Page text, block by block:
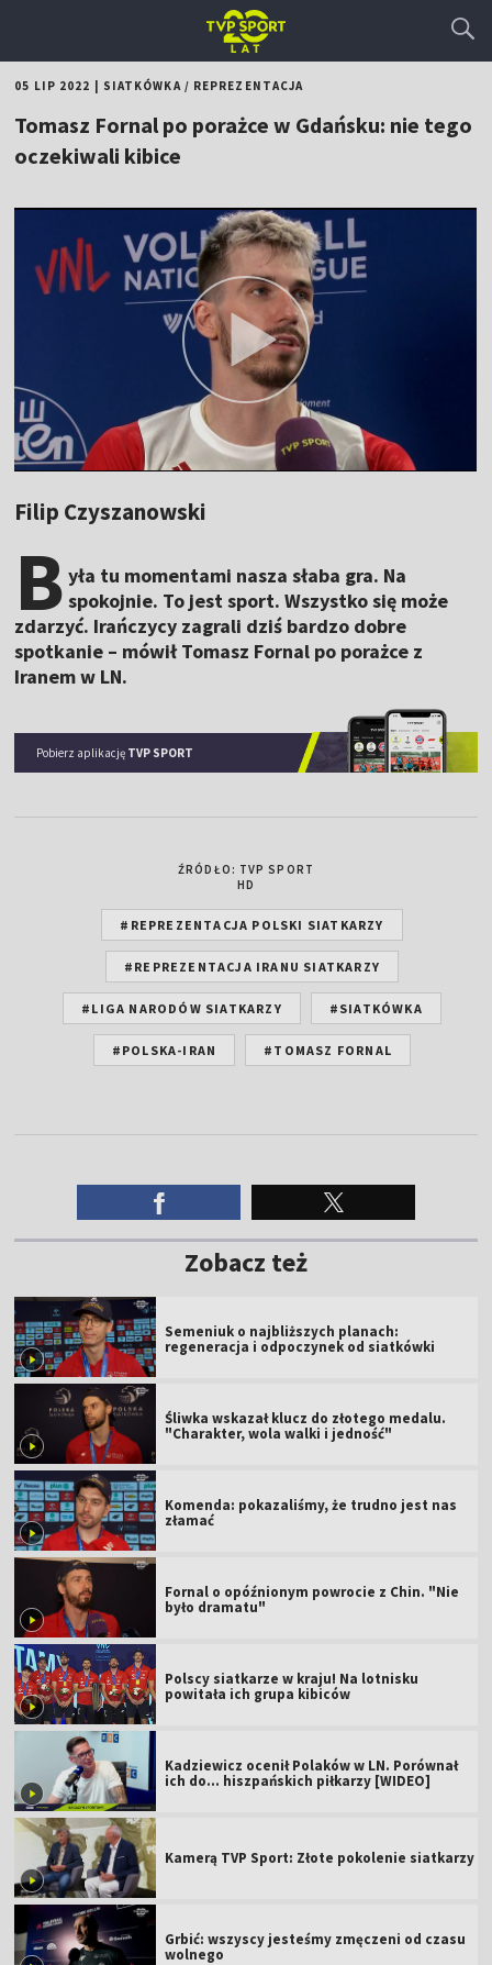
05 LIP 2022 SIATKÓWKA/ REPREZENTACJA
Tomasz Fornal po porażce w Gdańsku: nie tego
oczekiwali kibice
Filip Czyszanowski
B yła tu momentami nasza słaba gra. Na
spokojnie. To jest sport. Wszystko się może
zdarzyć. Irańczycy zagrali dziś bardzo dobre
spotkanie – mówił Tomasz Fornal po porażce z
Iranem w LN.
Pobierz aplikację TVP SPORT
ŹRÓDŁO: TVP SPORT
HD
#REPREZENTACJA POLSKI SIATKARZY
#REPREZENTACJA IRANU SIATKARZY
#LIGA NARODÓW SIATKARZY #SIATKÓWKA
#POLSKA-IRAN #TOMASZ FORNAL
Zobacz też
Semeniuk o najbliższych planach:
regeneracja i odpoczynek od siatkówki
Śliwka wskazał klucz do złotego medalu.
"Charakter, wola walki i jedność"
Komenda: pokazaliśmy, że trudno jest nas
złamać
Fornal o opóźnionym powrocie z Chin. "Nie
było dramatu"
Polscy siatkarze w kraju! Na lotnisku
powitała ich grupa kibiców
Kadziewicz ocenił Polaków w LN. Porównał
ich do... hiszpańskich piłkarzy [WIDEO]
Kamerą TVP Sport: Złote pokolenie siatkarzy
Grbić: wszyscy jesteśmy zmęczeni od czasu
wolnego